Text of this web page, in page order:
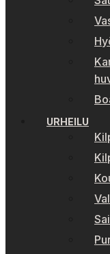
URHEILU